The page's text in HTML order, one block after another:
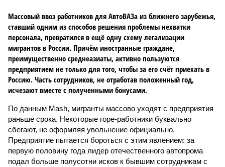
Массовый ввоз работников для АвтоВАЗа из ближнего зарубежья,
ставший одним из способов решения проблемы нехватки
персонала, превратился в ещё одну схему легализации
мигрантов в России. Причём иностранные граждане,
преимущественно среднеазиаты, активно пользуются
предприятием не только для того, чтобы за его счёт приехать в
Россию. Часть сотрудников, не отработав положенный год,
исчезают вместе с полученными бонусами.
По данным Mash, мигранты массово уходят с предприятия
раньше срока. Некоторые горе-работники буквально
сбегают, не оформляя увольнение официально.
Предприятие пытается бороться с этим явлением: за
первую половину года лидер отечественного автопрома
подал больше полусотни исков к бывшим сотрудникам с